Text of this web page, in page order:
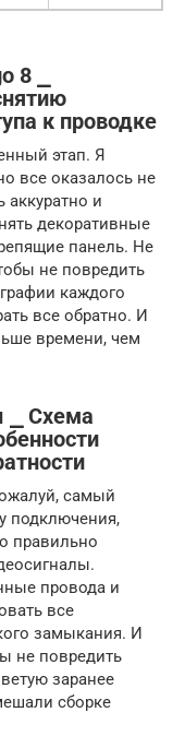
8 ⎯
к проводке
этап. Я
все оказалось не
аккуратно и
декоративные
панель. Не
не повредить
каждого
все обратно. И
времени, чем
⎯ Схема
самый
подключения,
правильно
провода и
все
замыкания. И
не повредить
заранее
сборке